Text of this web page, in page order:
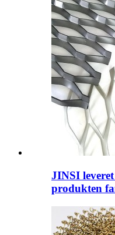
JINSI
produkten